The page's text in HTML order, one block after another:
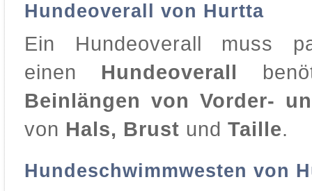
Hundeoverall von Hurtta
Ein Hundeoverall muss
einen Hundeoverall
Beinlängen von Vorder-
von Hals, Brust und Taille.
Hundeschwimmwesten von